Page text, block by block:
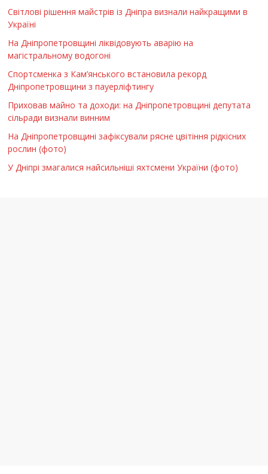
Світлові рішення майстрів із Дніпра визнали найкращими в
Україні
На Дніпропетровщині ліквідовують аварію на
магістральному водогоні
Спортсменка з Кам’янського встановила рекорд
Дніпропетровщини з пауерліфтингу
Приховав майно та доходи: на Дніпропетровщині депутата
сільради визнали винним
На Дніпропетровщині зафіксували рясне цвітіння рідкісних
рослин (фото)
У Дніпрі змагалися найсильніші яхтсмени України (фото)